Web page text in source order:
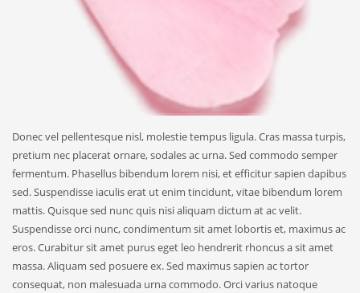
Donec vel pellentesque nisl, molestie tempus ligula. Cras massa turpis,
pretium nec placerat ornare, sodales ac urna. Sed commodo semper
fermentum. Phasellus bibendum lorem nisi, et efficitur sapien dapibus
sed. Suspendisse iaculis erat ut enim tincidunt, vitae bibendum lorem
mattis. Quisque sed nunc quis nisi aliquam dictum at ac velit.
Suspendisse orci nunc, condimentum sit amet lobortis et, maximus ac
eros. Curabitur sit amet purus eget leo hendrerit rhoncus a sit amet
massa. Aliquam sed posuere ex. Sed maximus sapien ac tortor
consequat, non malesuada urna commodo. Orci varius natoque